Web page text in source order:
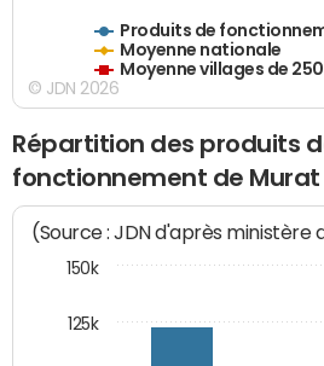
Produits de
Moyenne nationale
Moyenne villages de
© JDN 2026
Répartition des produits
fonctionnement de Murat
(Source : JDN d'après ministère
125k
150k